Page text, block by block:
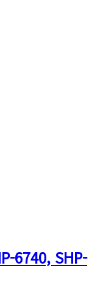
6740, SHP-